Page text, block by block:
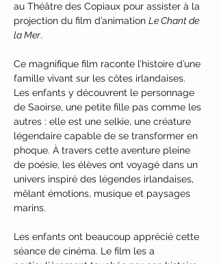
au Théâtre des Copiaux pour assister à la
projection du film d’animation Le Chant de
la Mer.
Ce magnifique film raconte l’histoire d’une
famille vivant sur les côtes irlandaises.
Les enfants y découvrent le personnage
de Saoirse, une petite fille pas comme les
autres : elle est une selkie, une créature
légendaire capable de se transformer en
phoque. À travers cette aventure pleine
de poésie, les élèves ont voyagé dans un
univers inspiré des légendes irlandaises,
mêlant émotions, musique et paysages
marins.
Les enfants ont beaucoup apprécié cette
séance de cinéma. Le film les a